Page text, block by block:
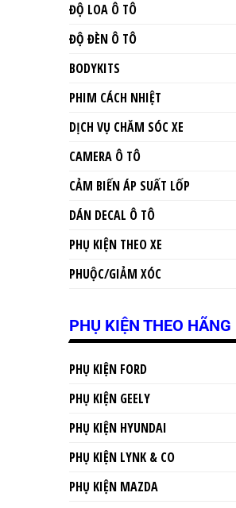
ĐỘ LOA Ô TÔ
ĐỘ ĐÈN Ô TÔ
BODYKITS
PHIM CÁCH NHIỆT
DỊCH VỤ CHĂM SÓC XE
CAMERA Ô TÔ
CẢM BIẾN ÁP SUẤT LỐP
DÁN DECAL Ô TÔ
PHỤ KIỆN THEO XE
PHUỘC/GIẢM XÓC
PHỤ KIỆN THEO HÃNG
PHỤ KIỆN FORD
PHỤ KIỆN GEELY
PHỤ KIỆN HYUNDAI
PHỤ KIỆN LYNK & CO
PHỤ KIỆN MAZDA